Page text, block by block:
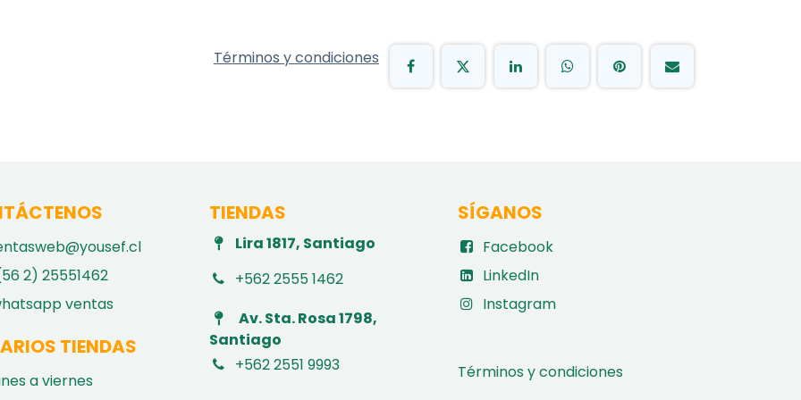
Términos y condiciones
2) 25551462
ventas
TIENDAS
a viernes
TIENDAS
Lira 1817, Santiago
+562 2555 1462
Av. Sta. Rosa 1798,
Santiago
+562 2551 9993
SÍGANOS
Facebook
LinkedIn
Instagram
Términos y condiciones